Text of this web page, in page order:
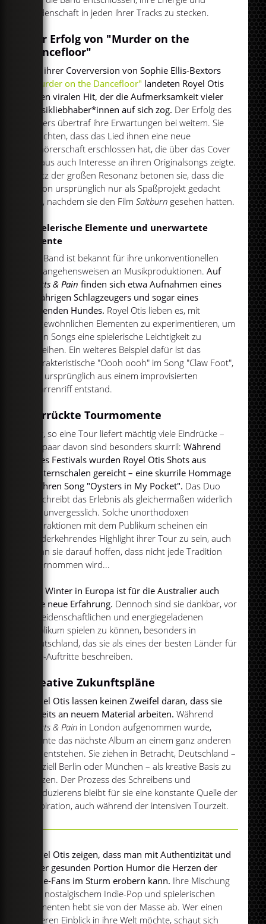
Leidenschaft in jeden ihrer Tracks zu stecken.
Der Erfolg von "Murder on the
Dancefloor"
Mit ihrer Coverversion von Sophie Ellis-Bextors
"Murder on the Dancefloor" landeten Royel Otis
einen viralen Hit, der die Aufmerksamkeit vieler
Musikliebhaber*innen auf sich zog. Der Erfolg des
Covers übertraf ihre Erwartungen bei weitem. Sie
berichten, dass das Lied ihnen eine neue
Zuhörerschaft erschlossen hat, die über das Cover
hinaus auch Interesse an ihren Originalsongs zeigte.
Trotz der großen Resonanz betonen sie, dass die
Aktion ursprünglich nur als Spaßprojekt gedacht
war, nachdem sie den FilmSaltburn gesehen hatten.
Spielerische Elemente und unerwartete
Talente
Die Band ist bekannt für ihre unkonventionellen
Herangehensweisen an Musikproduktionen.Auf
Pratts & Pain finden sich etwa Aufnahmen eines
elfjährigen Schlagzeugers und sogar eines
bellenden Hundes. Royel Otis lieben es, mit
ungewöhnlichen Elementen zu experimentieren, um
ihren Songs eine spielerische Leichtigkeit zu
verleihen. Ein weiteres Beispiel dafür ist das
charakteristische "Oooh oooh" im Song "Claw Foot",
das ursprünglich aus einem improvisierten
Gitarrenriff entstand.
Verrückte Tourmomente
Klar, so eine Tour liefert mächtig viele Eindrücke –
ein paar davon sind besonders skurril:Während
eines Festivals wurden Royel Otis Shots aus
Austernschalen gereicht – eine skurrile Hommage
an ihren Song "Oysters in My Pocket". Das Duo
beschreibt das Erlebnis als gleichermaßen widerlich
wie unvergesslich. Solche unorthodoxen
Interaktionen mit dem Publikum scheinen ein
wiederkehrendes Highlight ihrer Tour zu sein, auch
wenn sie darauf hoffen, dass nicht jede Tradition
übernommen wird...
Der Winter in Europa ist für die Australier auch
eine neue Erfahrung. Dennoch sind sie dankbar, vor
so leidenschaftlichen und energiegeladenen
Publikum spielen zu können, besonders in
Deutschland, das sie als eines der besten Länder für
Live-Auftritte beschreiben.
Kreative Zukunftspläne
Royel Otis lassen keinen Zweifel daran, dass sie
bereits an neuem Material arbeiten. Während
Pratts & Pain in London aufgenommen wurde,
könnte das nächste Album an einem ganz anderen
Ort entstehen. Sie ziehen in Betracht, Deutschland –
speziell Berlin oder München – als kreative Basis zu
nutzen. Der Prozess des Schreibens und
Produzierens bleibt für sie eine konstante Quelle der
Inspiration, auch während der intensiven Tourzeit.
Royel Otis zeigen, dass man mit Authentizität und
einer gesunden Portion Humor die Herzen der
Indie-Fans im Sturm erobern kann. Ihre Mischung
aus nostalgischem Indie-Pop und spielerischen
Elementen hebt sie von der Masse ab. Wer einen
tieferen Einblick in ihre Welt möchte, schaut sich